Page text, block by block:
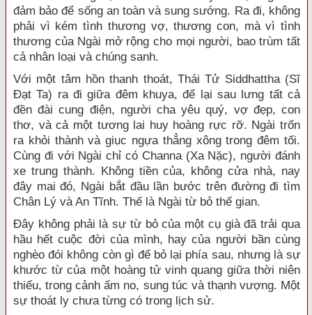
đảm bảo để sống an toàn và sung sướng. Ra đi, không
phải vì kém tình thương vợ, thương con, mà vì tình
thương của Ngài mở rộng cho mọi người, bao trùm tất
cả nhân loại và chúng sanh.
Với một tâm hồn thanh thoát, Thái Tử Siddhattha (Sĩ
Đạt Ta) ra đi giữa đêm khuya, để lại sau lưng tất cả
đền đài cung điện, người cha yêu quý, vợ đẹp, con
thơ, và cả một tương lai huy hoàng rực rỡ. Ngài trốn
ra khỏi thành và giục ngựa thẳng xông trong đêm tối.
Cùng đi với Ngài chỉ có Channa (Xa Nặc), người đánh
xe trung thành. Không tiền của, không cửa nhà, nay
đây mai đó, Ngài bắt đầu lần bước trên đường đi tìm
Chân Lý và An Tĩnh. Thế là Ngài từ bỏ thế gian.
Đây không phải là sự từ bỏ của một cụ già đã trải qua
hầu hết cuộc đời của mình, hay của người bần cùng
nghèo đói không còn gì để bỏ lại phía sau, nhưng là sự
khước từ của một hoàng tử vinh quang giữa thời niên
thiếu, trong cảnh ấm no, sung túc và thạnh vượng. Một
sự thoát ly chưa từng có trong lịch sử.